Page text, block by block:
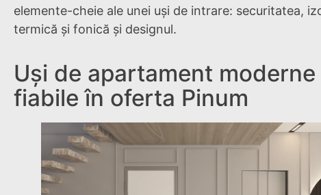
elemente-cheie ale unei uși de intrare: securitatea,
termică și fonică și designul.
Uși de apartament moderne
fiabile în oferta Pinum